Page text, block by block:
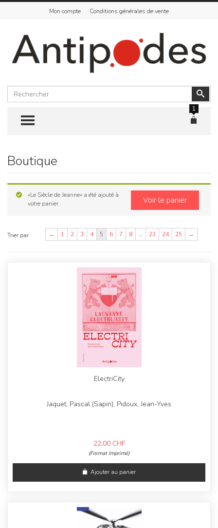
Mon compte Conditions générales de vente
Rechercher
TOGGLE MENU
1
Skip
content
Boutique
Voir le panier
«Le Siècle de Jeanne» a été ajouté à
votre panier.
Trier par
ElectriCity
Jaquet, Pascal (Sapin), Pidoux, Jean-Yves
22,00 CHF
(Format Imprimé)
Ajouter au panier
← 1 2 3 4 5 6 7 8 … 23 24 25 →